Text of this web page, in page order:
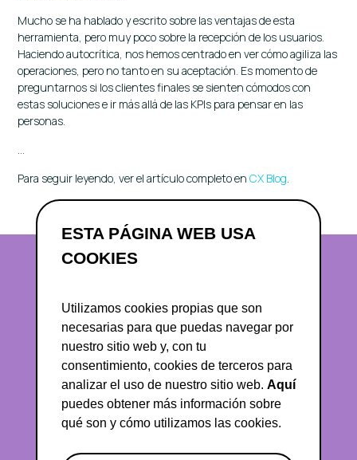
ESTA PÁGINA WEB USA
COOKIES
Utilizamos cookies propias que son
necesarias para que puedas navegar por
nuestro sitio web y, con tu
consentimiento, cookies de terceros para
analizar el uso de nuestro sitio web. Aquí
puedes obtener más información sobre
qué son y cómo utilizamos las cookies.
Mucho se ha hablado y escrito sobre las ventajas de esta
herramienta, pero muy poco sobre la recepción de los usuarios.
Haciendo autocrítica, nos hemos centrado en ver cómo agiliza las
operaciones, pero no tanto en su aceptación. Es momento de
preguntarnos si los clientes finales se sienten cómodos con
estas soluciones e ir más allá de las KPIs para pensar en las
personas.
Para seguir leyendo, ver el artículo completo enCX Blog
abuxo@asociacioncex.org